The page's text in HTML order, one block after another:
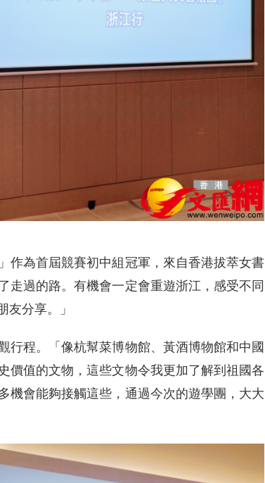
作為首屆競賽初中組冠軍，來自香港拔萃女書
走過的路。有機會一定會重遊浙江，感受不同
分享。」
行程。「像杭幫菜博物館、黃酒博物館和中國
價值的文物，這些文物令我更加了解到祖國各
機會能夠接觸這些，通過今次的遊學團，大大